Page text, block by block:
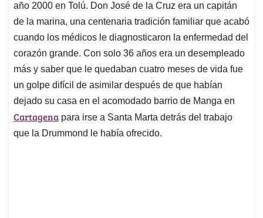
A
p
p
o
o
k
d
I
n
d
s
año 2000 en Tolú. Don José de la Cruz era un capitán
de la marina, una centenaria tradición familiar que acabó
cuando los médicos le diagnosticaron la enfermedad del
corazón grande. Con solo 36 años era un desempleado
más y saber que le quedaban cuatro meses de vida fue
un golpe difícil de asimilar después de que habían
dejado su casa en el acomodado barrio de Manga en
Cartagena para irse a Santa Marta detrás del trabajo
que la Drummond le había ofrecido.